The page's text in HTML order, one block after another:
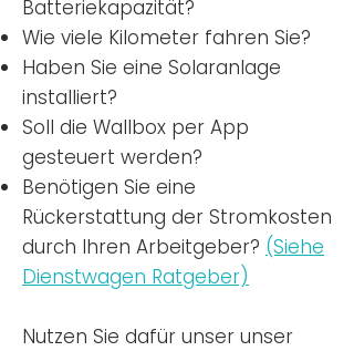
Batteriekapazität?
Wie viele Kilometer fahren Sie?
Haben Sie eine Solaranlage
installiert?
Soll die Wallbox per App
gesteuert werden?
Benötigen Sie eine
Rückerstattung der Stromkosten
durch Ihren Arbeitgeber? (Siehe
Dienstwagen Ratgeber)
Nutzen Sie dafür unser unser